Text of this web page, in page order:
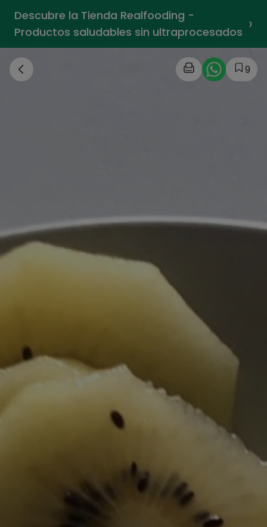
Descubre la Tienda Realfooding -
Productos saludables sin ultraprocesados ›
9